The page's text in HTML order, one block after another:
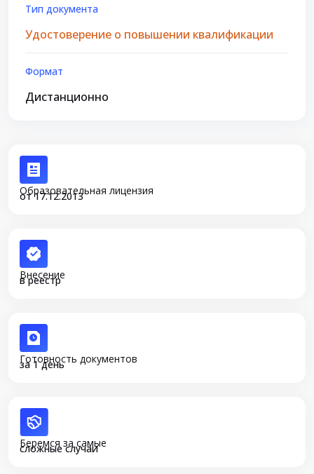
Тип документа
Удостоверение о повышении квалификации
Формат
Дистанционно
Образовательная лицензия
от 17.12.2013
Внесение
в реестр
Готовность документов
за 1 день
Беремся за самые
сложные случаи